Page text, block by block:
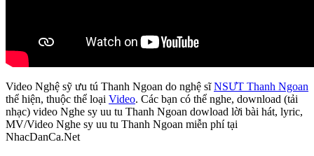
Video Nghệ sỹ ưu tú Thanh Ngoan do nghệ sĩNSƯT Thanh Ngoan
thể hiện, thuộc thể loại Video. Các bạn có thể nghe, download (tải
nhạc) video Nghe sy uu tu Thanh Ngoan dowload lời bài hát, lyric,
MV/Video Nghe sy uu tu Thanh Ngoan miễn phí tại
NhacDanCa.Net